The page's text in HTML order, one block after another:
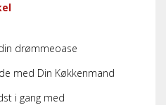
drømmeoase
med Din Køkkenmand
i gang med